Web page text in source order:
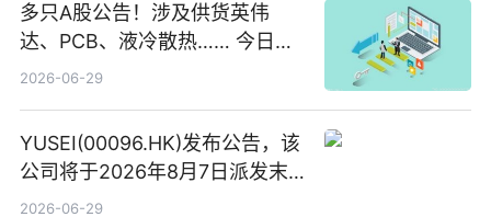
多只A股公告！涉及供货英伟
达、PCB、液冷散热…… 今日快
讯
2026-06-29
YUSEI(00096.HK)发布公告，该
公司将于2026年8月7日派发末
期股息每股人民币0.013元 每日
2026-06-29